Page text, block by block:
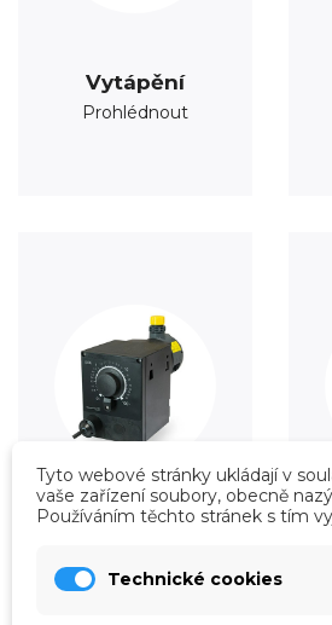
Vytápění
Prohlédnout
Prohlédnout
Tyto webové stránky ukládají v
vaše zařízení soubory, obecně
Používáním těchto stránek s tím
Technické cookies